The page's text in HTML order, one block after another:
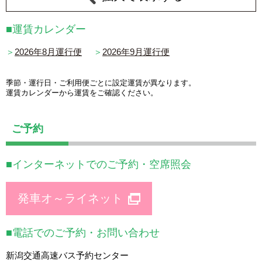
■運賃カレンダー
＞ 2026年8月運行便 ＞ 2026年9月運行便
季節・運行日・ご利用便ごとに設定運賃が異なります。
運賃カレンダーから運賃をご確認ください。
ご予約
■インターネットでのご予約・空席照会
発車オ～ライネット
■電話でのご予約・お問い合わせ
新潟交通高速バス予約センター